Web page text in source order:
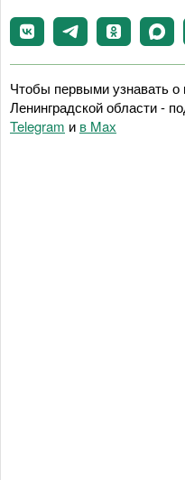
Чтобы первыми узнавать
Ленинградской области -
Telegram и в Maх